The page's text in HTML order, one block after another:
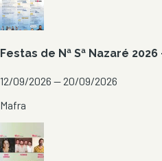
Festas de Nª Sª Nazaré
12/09/2026 — 20/09/2026
Mafra